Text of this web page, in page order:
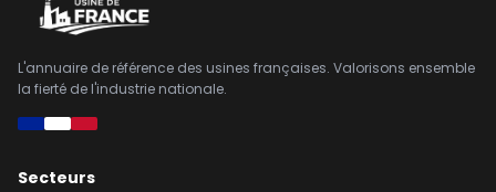
L'annuaire de référence des usines françaises. Valorisons ensemble
la fierté de l'industrie nationale.
Secteurs